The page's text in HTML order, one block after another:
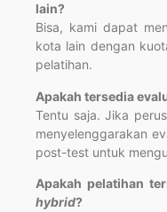
lain?
Bisa, kami dapat
kota lain dengan
pelatihan.
Apakah tersedia
Tentu saja. Jika
menyelenggarakan
post-test untuk
Apakah pelatihan
hybrid?